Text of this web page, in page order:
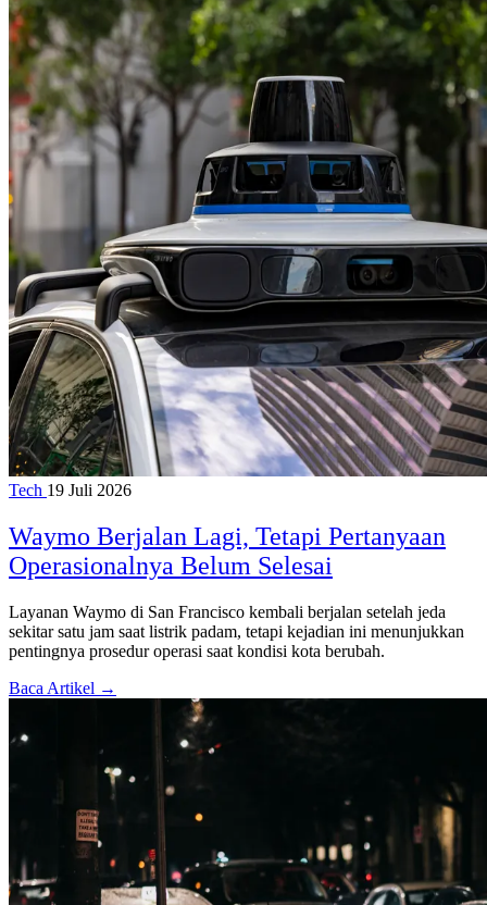
Tech 19 Juli 2026
Waymo Berjalan Lagi, Tetapi Pertanyaan
Operasionalnya Belum Selesai
Layanan Waymo di San Francisco kembali berjalan setelah jeda
sekitar satu jam saat listrik padam, tetapi kejadian ini menunjukkan
pentingnya prosedur operasi saat kondisi kota berubah.
Baca Artikel →